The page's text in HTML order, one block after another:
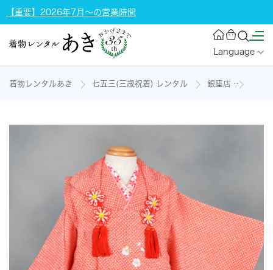
【重要】2026年7月～の営業時間
Language
着物レンタルあき 七五三(三歳祝着) レンタル 銀座店